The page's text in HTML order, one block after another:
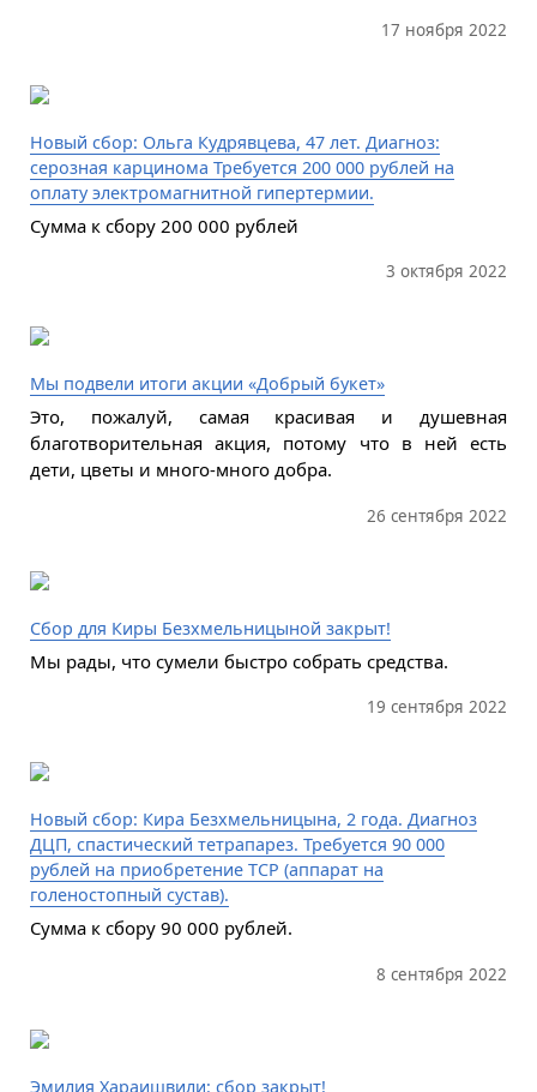
17 ноября 2022
Новый сбор: Ольга Кудрявцева, 47 лет. Диагноз:
серозная карцинома Требуется 200 000 рублей на
оплату электромагнитной гипертермии.
Сумма к сбору 200 000 рублей
3 октября 2022
Мы подвели итоги акции «Добрый букет»
Это, пожалуй, самая красивая и душевная
благотворительная акция, потому что в ней есть
дети, цветы и много-много добра.
26 сентября 2022
Сбор для Киры Безхмельницыной закрыт!
Мы рады, что сумели быстро собрать средства.
19 сентября 2022
Новый сбор: Кира Безхмельницына, 2 года. Диагноз
ДЦП, спастический тетрапарез. Требуется 90 000
рублей на приобретение ТСР (аппарат на
голеностопный сустав).
Сумма к сбору 90 000 рублей.
8 сентября 2022
Эмилия Хараишвили: сбор закрыт!